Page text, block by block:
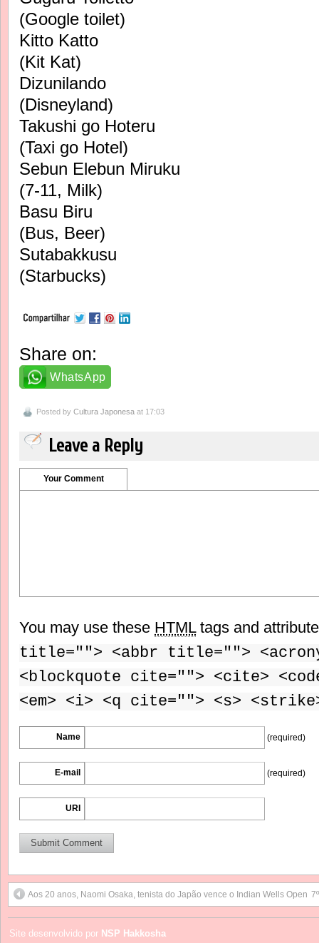
(Google toilet)
Kitto Katto
(Kit Kat)
Dizunilando
(Disneyland)
Takushi go Hoteru
(Taxi go Hotel)
Sebun Elebun Miruku
(7-11, Milk)
Basu Biru
(Bus, Beer)
Sutabakkusu
(Starbucks)
Share on:
WhatsApp
Posted by Cultura Japonesa at 17:03
Leave a Reply
Your Comment
You may use these HTMLtags and
title=""> <abbr title="">
<blockquote cite=""> <cite>
<em> <i> <q cite=""> <s>
Name (required)
E-mail (required)
URI
Aos 20 anos, Naomi Osaka, tenista do Japão vence o Indian Wells Open
Site desenvolvido por NSP Hakkosha